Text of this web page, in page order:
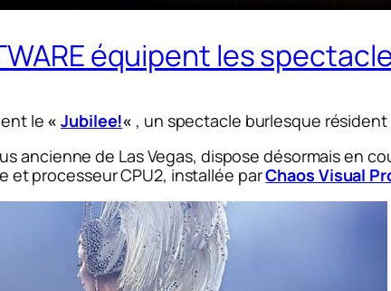
équipent les
le «Jubilee!« , un spectacle burlesque résident
ancienne de Las Vegas, dispose désormais en
et processeur CPU2, installée parChaos Visual